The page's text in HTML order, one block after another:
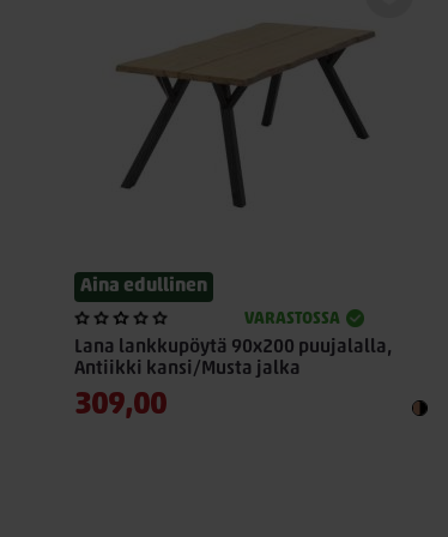
Aina edullinen
VARASTOSSA
Lana lankkupöytä 90x200 puujalalla,
Antiikki kansi/Musta jalka
309,00